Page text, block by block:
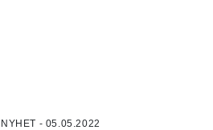
NYHET - 05.05.2022